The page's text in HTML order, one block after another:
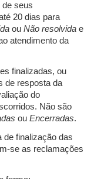
seus
20 dias para
ou Não resolvida e
atendimento da
finalizadas, ou
de resposta da
do
Não são
ou Encerradas.
de finalização das
se as reclamações